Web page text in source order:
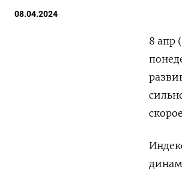
08.04.2024
8 апр